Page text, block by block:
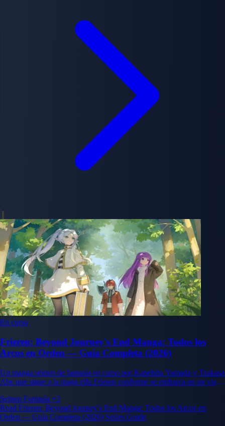
En curso
Frieren: Beyond Journey's End Manga: Todos los
Arcos en Orden — Guía Completa (2026)
Un manga seinen de fantasía en curso por Kanehito Yamada y Tsukasa
Abe que sigue a la maga elfa Frieren conforme se embarca en un viaje
Seinen Fantasía +2
Read Frieren: Beyond Journey's End Manga: Todos los Arcos en
Orden — Guía Completa (2026) Series Guide